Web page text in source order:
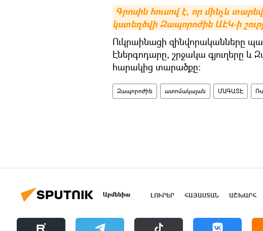
Գրոսին հուսով է, որ մինչև
կստեղծվի Զապորոժիե ԱԷԿ-ի
Ուկրաինացի զինվորականները
Էներգոդարը, շրջակա գյուղերը
հարակից տարածքը։
Զապորոժիե ատոմակայան ՄԱԳԱՏԷ
Արմենիա ԼՈՒՐԵՐ ՀԱՅԱՍՏԱՆ ԱՇԽԱՐՀ